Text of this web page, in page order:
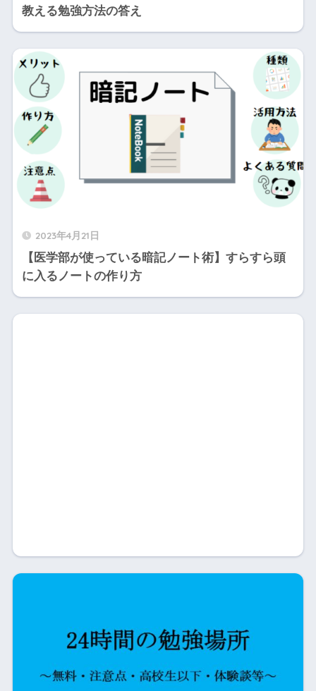
教える勉強方法の答え
2023年4月21日
【医学部が使っている暗記ノート術】すらすら頭
に入るノートの作り方